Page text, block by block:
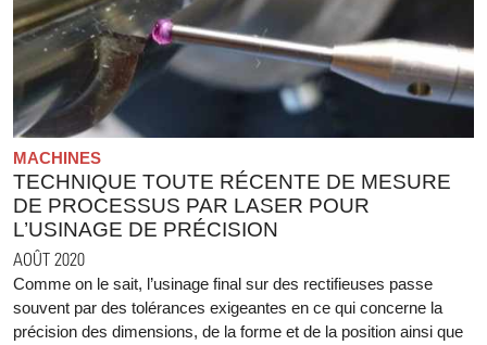
MACHINES
TECHNIQUE TOUTE RÉCENTE DE MESURE
DE PROCESSUS PAR LASER POUR
L’USINAGE DE PRÉCISION
AOÛT 2020
Comme on le sait, l’usinage final sur des rectifieuses passe
souvent par des tolérances exigeantes en ce qui concerne la
précision des dimensions, de la forme et de la position ainsi que